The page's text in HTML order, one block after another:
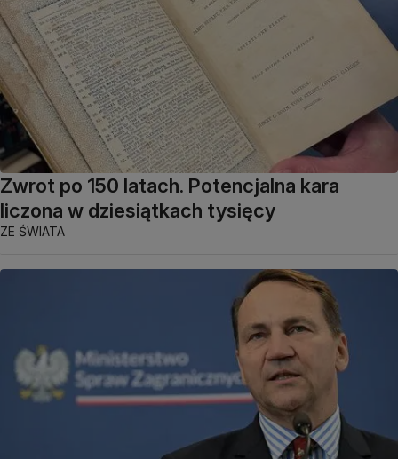
Zwrot po 150 latach. Potencjalna kara
liczona w dziesiątkach tysięcy
ZE ŚWIATA